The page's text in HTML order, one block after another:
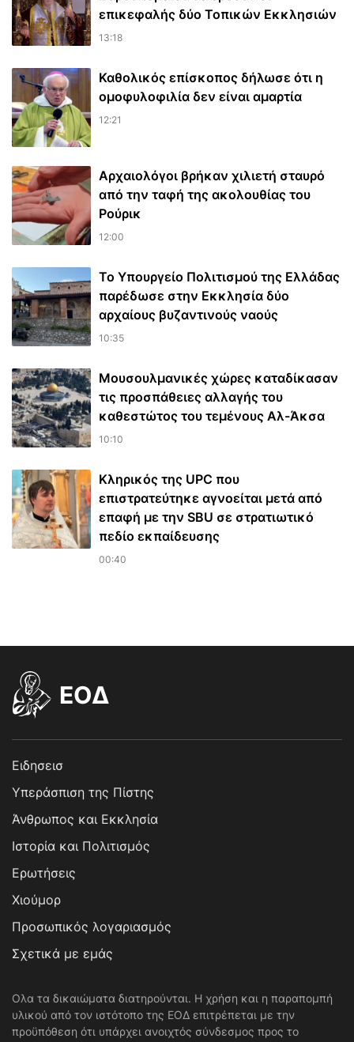
επικεφαλής δύο Τοπικών Εκκλησιών
13:18
Καθολικός επίσκοπος δήλωσε ότι η
ομοφυλοφιλία δεν είναι αμαρτία
12:21
Αρχαιολόγοι βρήκαν χιλιετή σταυρό
από την ταφή της ακολουθίας του
Ρούρικ
12:00
Το Υπουργείο Πολιτισμού της Ελλάδας
παρέδωσε στην Εκκλησία δύο
αρχαίους βυζαντινούς ναούς
10:35
Μουσουλμανικές χώρες καταδίκασαν
τις προσπάθειες αλλαγής του
καθεστώτος του τεμένους Αλ-Άκσα
10:10
Κληρικός της UPC που
επιστρατεύτηκε αγνοείται μετά από
επαφή με την SBU σε στρατιωτικό
πεδίο εκπαίδευσης
00:40
EOΔ
Ειδησεισ
Υπεράσπιση της Πίστης
Άνθρωπος και Εκκλησία
Ιστορία και Πολιτισμός
Ερωτήσεις
Χιούμορ
Προσωπικός λογαριασμός
Σχετικά με εμάς
Ολα τα δικαιώματα διατηρούνται. Η χρήση και η παραπομπή
υλικού από τον ιστότοπο της ΕΟΔ επιτρέπεται με την
προϋπόθεση ότι υπάρχει ανοιχτός σύνδεσμος προς το